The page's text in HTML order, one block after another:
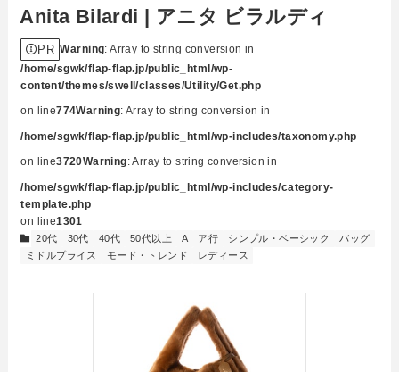
Anita Bilardi | アニタ ビラルディ
PR Warning: Array to string conversion in
/home/sgwk/flap-flap.jp/public_html/wp-
content/themes/swell/classes/Utility/Get.php
on line774Warning: Array to string conversion in
/home/sgwk/flap-flap.jp/public_html/wp-includes/taxonomy.php
on line3720Warning: Array to string conversion in
/home/sgwk/flap-flap.jp/public_html/wp-includes/category-
template.php
on line1301
20代 30代 40代 50代以上 A ア行 シンプル・ベーシック
バッグ
ミドルプライス
モード・トレンド レディース